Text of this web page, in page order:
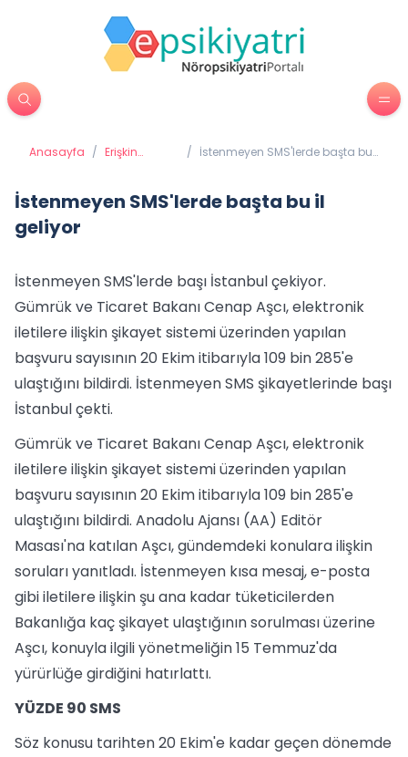
Anasayfa / Erişkin
/ İstenmeyen SMS'lerde başta bu
İstenmeyen SMS'lerde başta bu il
geliyor
İstenmeyen SMS'lerde başı İstanbul çekiyor.
Gümrük ve Ticaret Bakanı Cenap Aşcı, elektronik
iletilere ilişkin şikayet sistemi üzerinden yapılan
başvuru sayısının 20 Ekim itibarıyla 109 bin 285'e
ulaştığını bildirdi. İstenmeyen SMS şikayetlerinde başı
İstanbul çekti.
Gümrük ve Ticaret Bakanı Cenap Aşcı, elektronik
iletilere ilişkin şikayet sistemi üzerinden yapılan
başvuru sayısının 20 Ekim itibarıyla 109 bin 285'e
ulaştığını bildirdi. Anadolu Ajansı (AA) Editör
Masası'na katılan Aşcı, gündemdeki konulara ilişkin
soruları yanıtladı. İstenmeyen kısa mesaj, e-posta
gibi iletilere ilişkin şu ana kadar tüketicilerden
Bakanlığa kaç şikayet ulaştığının sorulması üzerine
Aşcı, konuyla ilgili yönetmeliğin 15 Temmuz'da
yürürlüğe girdiğini hatırlattı.
YÜZDE 90 SMS
Söz konusu tarihten 20 Ekim'e kadar geçen dönemde